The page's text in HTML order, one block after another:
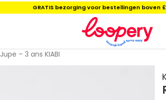
Jupe – 3 ans KIABI
GRATIS bezorging voor bestellingen boven